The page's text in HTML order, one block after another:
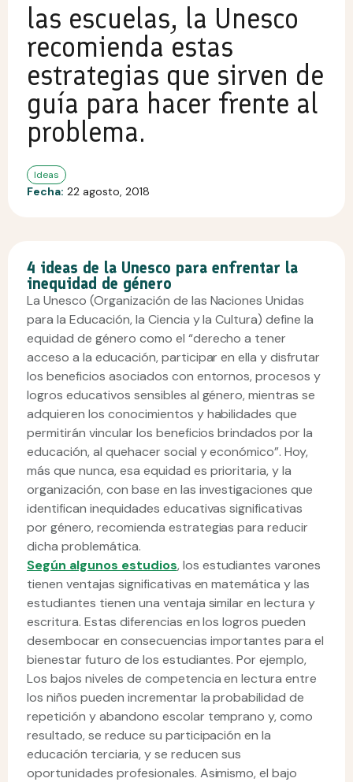
las escuelas, la Unesco
recomienda estas
estrategias que sirven de
guía para hacer frente al
problema.
Ideas
Fecha: 22 agosto, 2018
4 ideas de la Unesco para enfrentar la
inequidad de género
La Unesco (Organización de las Naciones Unidas
para la Educación, la Ciencia y la Cultura) define la
equidad de género como el “derecho a tener
acceso a la educación, participar en ella y disfrutar
los beneficios asociados con entornos, procesos y
logros educativos sensibles al género, mientras se
adquieren los conocimientos y habilidades que
permitirán vincular los beneficios brindados por la
educación, al quehacer social y económico”. Hoy,
más que nunca, esa equidad es prioritaria, y la
organización, con base en las investigaciones que
identifican inequidades educativas significativas
por género, recomienda estrategias para reducir
dicha problemática.
Según algunos estudios, los estudiantes varones
tienen ventajas significativas en matemática y las
estudiantes tienen una ventaja similar en lectura y
escritura. Estas diferencias en los logros pueden
desembocar en consecuencias importantes para el
bienestar futuro de los estudiantes. Por ejemplo,
Los bajos niveles de competencia en lectura entre
los niños pueden incrementar la probabilidad de
repetición y abandono escolar temprano y, como
resultado, se reduce su participación en la
educación terciaria, y se reducen sus
oportunidades profesionales. Asimismo, el bajo